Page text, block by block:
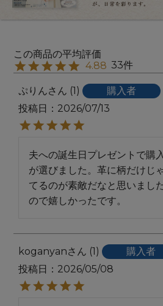
4.88 33
ぷりん 1 購入者
投稿日
2026/07/13
夫への誕生日プレゼントで購
が選びました。革に柄だけじ
てるのが素敵だなと思いまし
ので嬉しかったです。
koganyan 1 購入者
投稿日
2026/05/08